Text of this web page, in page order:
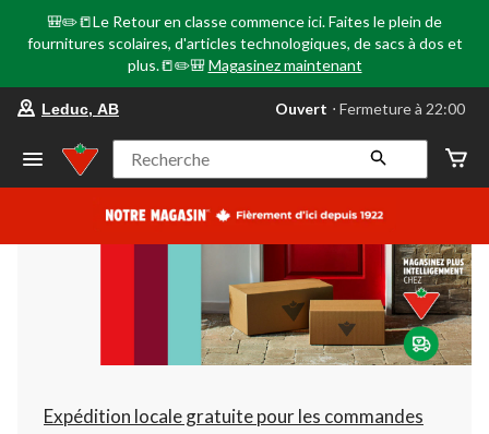
🎒✏️📒Le Retour en classe commence ici. Faites le plein de
fournitures scolaires, d'articles technologiques, de sacs à dos et
plus.📒✏️🎒 Magasinez maintenant
votre
préféré
Leduc,
AB,
courament
Fermeture
à
22:00
cliquer
pour
changer
Leduc, AB Ouvert ⋅ Fermeture à 22:00
Recherche
Expédition locale gratuite pour les commandes